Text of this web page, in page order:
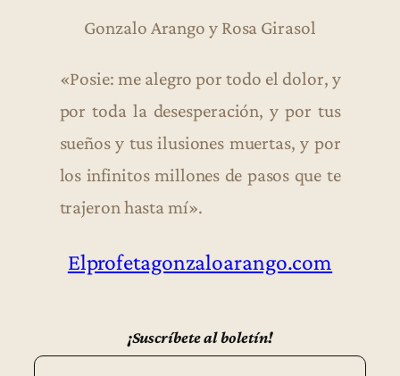
Gonzalo Arango y Rosa Girasol
«Posie: me alegro por todo el dolor, y
por toda la desesperación, y por tus
sueños y tus ilusiones muertas, y por
los infinitos millones de pasos que te
trajeron hasta mí».
Elprofetagonzaloarango.com
¡Suscríbete al boletín!